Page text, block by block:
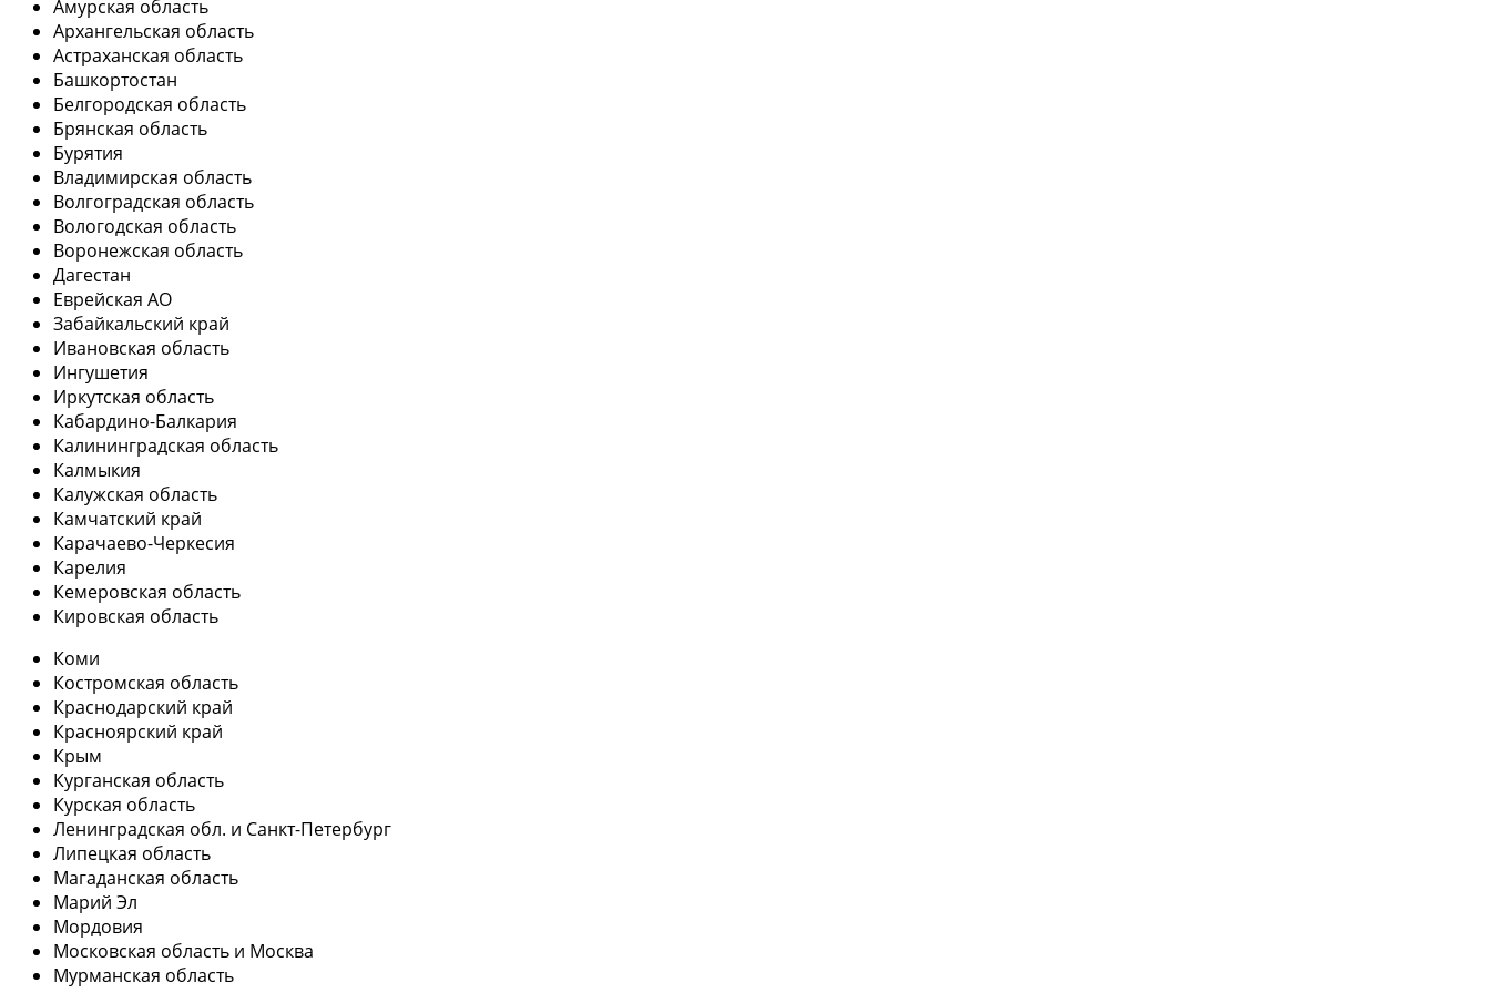
Амурская область
Архангельская область
Астраханская область
Башкортостан
Белгородская область
Брянская область
Бурятия
Владимирская область
Волгоградская область
Вологодская область
Воронежская область
Дагестан
Еврейская АО
Забайкальский край
Ивановская область
Ингушетия
Иркутская область
Кабардино-Балкария
Калининградская область
Калмыкия
Калужская область
Камчатский край
Карачаево-Черкесия
Карелия
Кемеровская область
Кировская область
Коми
Костромская область
Краснодарский край
Красноярский край
Крым
Курганская область
Курская область
Ленинградская обл. и Санкт-Петербург
Липецкая область
Магаданская область
Марий Эл
Мордовия
Московская область и Москва
Мурманская область